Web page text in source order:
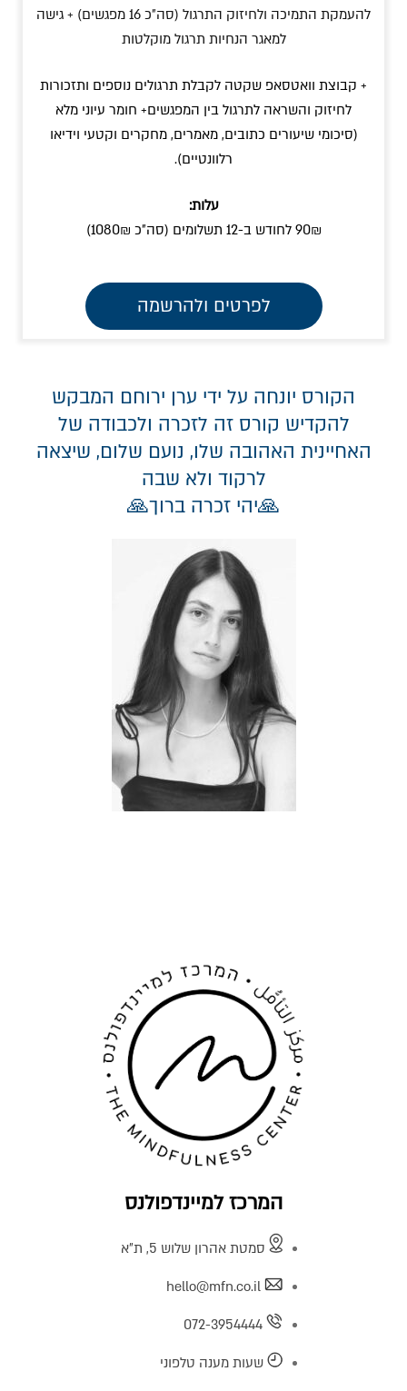
להעמקת התמיכה ולחיזוק התרגול (סה״כ 16 מפגשים) + גישה
למאגר הנחיות תרגול מוקלטות
+ קבוצת וואטסאפ שקטה לקבלת תרגולים נוספים ותזכורות
לחיזוק והשראה לתרגול בין המפגשים+ חומר עיוני מלא
(סיכומי שיעורים כתובים, מאמרים, מחקרים וקטעי וידיאו
רלוונטיים).
עלות:
90₪ לחודש ב-12 תשלומים (סה״כ 1080₪)
לפרטים ולהרשמה
הקורס יונחה על ידי ערן ירוחם המבקש
להקדיש קורס זה לזכרה ולכבודה של
האחיינית האהובה שלו, נועם שלום, שיצאה
לרקוד ולא שבה
🙏יהי זכרה ברוך🙏
המרכז למיינדפולנס
סמטת אהרון שלוש 5, ת"א
hello@mfn.co.il
072-3954444
שעות מענה טלפוני